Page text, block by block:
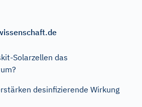
Solarzellen das
desinfizierende Wirkung